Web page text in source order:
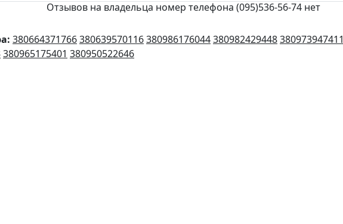
Отзывов на владельца номер телефона (095)536-56-74 нет
380664371766380639570116380986176044380982429448380973947411
380965175401 380950522646